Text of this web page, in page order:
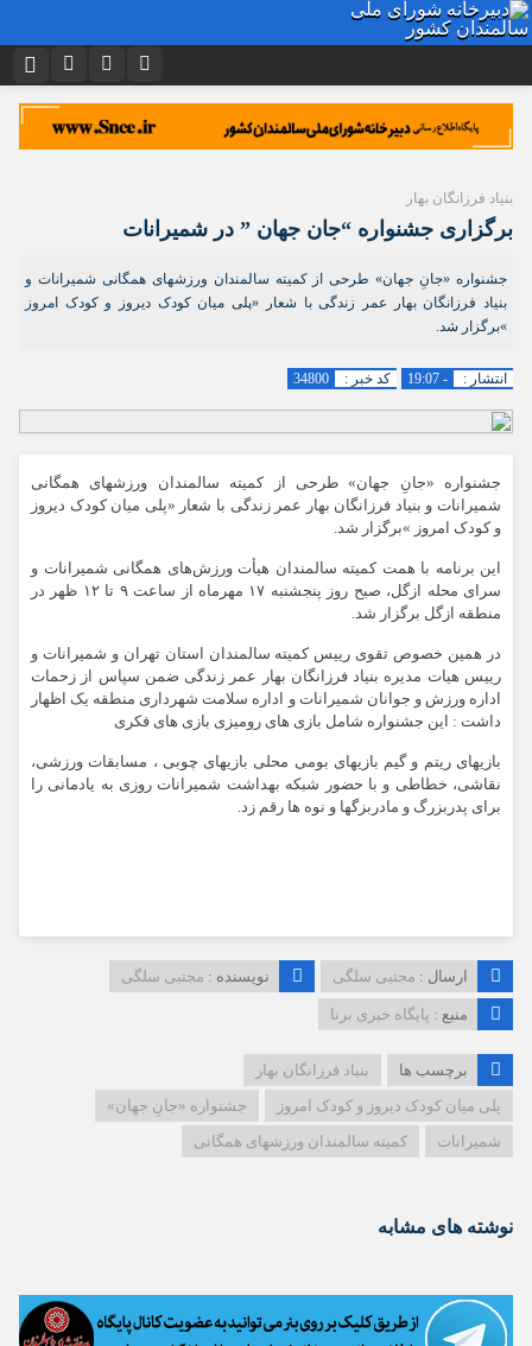
اینستاگرام تلگرام
آپارات
نام کاربری یا نشانی ایمیل
رمز عبور
مرا به خاطر بسپار
بنیاد فرزانگان بهار
برگزاری جشنواره “جان جهان ” در شمیرانات
جشنواره «جانِ جهان» طرحی از کمیته سالمندان ورزشهای همگانی شمیرانات و
بنیاد فرزانگان بهار عمر زندگی با شعار «پلی میان کودک دیروز و کودک امروز
»برگزار شد.
انتشار : - 19:07 کد خبر : 34800
جشنواره «جانِ جهان» طرحی از کمیته سالمندان ورزشهای همگانی
شمیرانات و بنیاد فرزانگان بهار عمر زندگی با شعار «پلی میان کودک دیروز
و کودک امروز »برگزار شد.
این برنامه با همت کمیته سالمندان هیأت ورزش‌های همگانی شمیرانات و
سرای محله ازگل، صبح روز پنجشنبه ۱۷ مهرماه از ساعت ۹ تا ۱۲ ظهر در
منطقه ازگل برگزار شد.
در همین خصوص تقوی رییس کمیته سالمندان استان تهران و شمیرانات و
رییس هیات مدیره بنیاد فرزانگان بهار عمر زندگی ضمن سپاس از زحمات
اداره ورزش و جوانان شمیرانات و اداره سلامت شهرداری منطقه یک اظهار
داشت : این جشنواره شامل بازی های رومیزی بازی های فکری
بازیهای ریتم و گیم بازیهای بومی محلی بازیهای چوبی ، مسابقات ورزشی،
نقاشی، خطاطی و با حضور شبکه بهداشت شمیرانات روزی به یادمانی را
برای پدربزرگ و مادربزگها و نوه ها رقم زد.
ارسال : مجتبی سلگی نویسنده : مجتبی سلگی
منبع : پایگاه خبری برنا
برچسب ها
بنیاد فرزانگان بهار
پلی میان کودک دیروز و کودک امروز
جشنواره «جانِ جهان»
شمیرانات
کمیته سالمندان ورزشهای همگانی
نوشته های مشابه
منتشر خواهد شد.
پیام هایی که حاوی تهمت یا افترا باشد منتشر نخواهد شد.
پیام هایی که به غیر از زبان فارسی یا غیر مرتبط باشد منتشر نخواهد شد.